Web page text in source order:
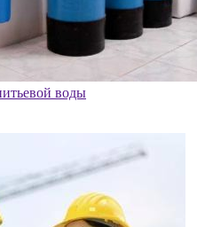
воды